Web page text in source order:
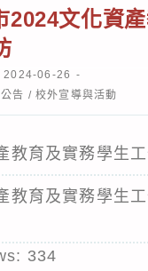
2024文化資
2024-06-26
告 / 校外宣導與活動
教育及實務學生
教育及實務學生
334